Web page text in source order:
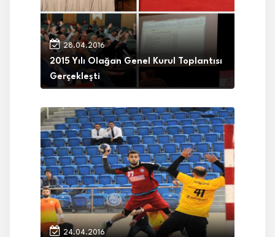
28.04.2016
2015 Yılı Olağan Genel Kurul Toplantısı
Gerçekleşti
24.04.2016